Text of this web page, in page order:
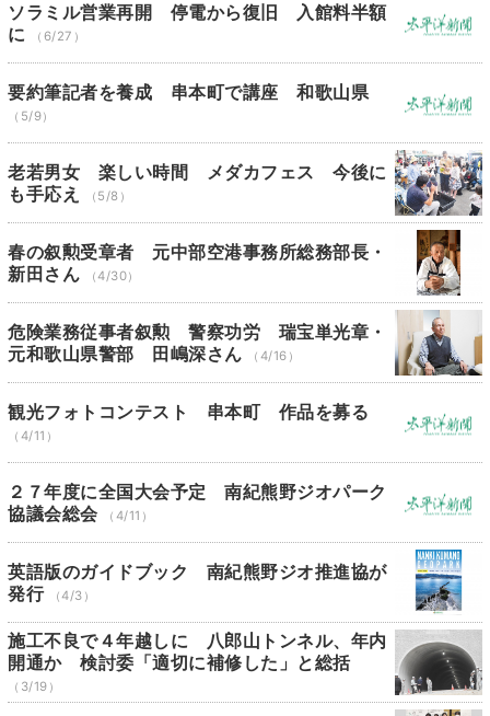
ソラミル営業再開 停電から復旧 入館料半額
に
（6/27）
要約筆記者を養成 串本町で講座 和歌山県
（5/9）
老若男女 楽しい時間 メダカフェス 今後に
も手応え
（5/8）
春の叙勲受章者 元中部空港事務所総務部長・
新田さん
（4/30）
危険業務従事者叙勲 警察功労 瑞宝単光章・
元和歌山県警部 田嶋深さん
（4/16）
観光フォトコンテスト 串本町 作品を募る
（4/11）
２７年度に全国大会予定 南紀熊野ジオパーク
協議会総会
（4/11）
英語版のガイドブック 南紀熊野ジオ推進協が
発行
（4/3）
施工不良で４年越しに 八郎山トンネル、年内
開通か 検討委「適切に補修した」と総括
（3/19）